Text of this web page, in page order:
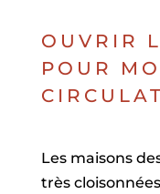
OUVRIR
POUR
Les maisons
très